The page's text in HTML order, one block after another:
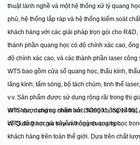
thuật lành nghề và một hệ thống xử lý quang
phủ, hệ thống lắp ráp và hệ thống kiểm soát
khách hàng với các giải pháp trọn gói cho R&D,
thành phần quang học có độ chính xác cao,
độ chính xác cao, và các thành phần laser công
WTS bao gồm cửa sổ quang học, thấu kính,
lăng kính, tấm sóng, bộ tách chùm, tinh thể
v.v. Sản phẩm được sử dụng rộng rãi trong thị
sinh học,dụng cụ chính xác, hàng không vũ trụ,
cộQuang học và truyền thông quang học.
WTS được chứng nhận bởi ISO9001,
WTS đã tham gia sâu vào ngành quang học
khách hàng trên toàn thế giới. Dựa trên chất